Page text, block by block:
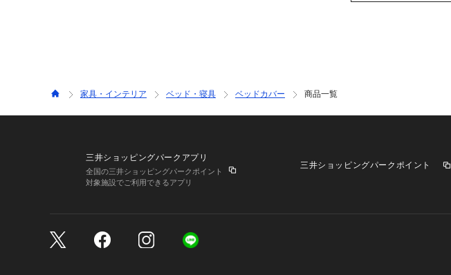
家具・インテリア ベッド・寝具 ベッドカバー 商品一覧
三井ショッピングパークアプリ
全国の三井ショッピングパークポイント
対象施設でご利用できるアプリ
三井ショッピングパークポイント